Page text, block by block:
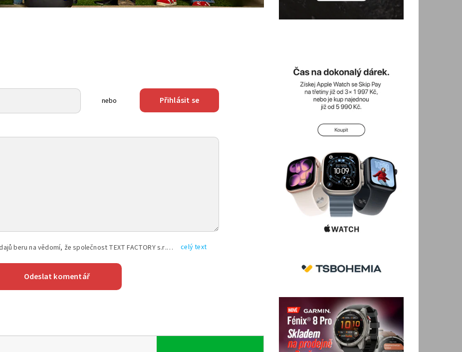
nebo Přihlásit se
Vyplněním shora uvedených údajů beru na vědomí, že společnost TEXT FACTORY s.r.o., sídlem Brno, Durďákova 336/29, Černá Pole, PSČ: 613 00, IČ: 06157831, zapsané u Krajského soudu v Brně, oddíl C, vložka 100399, bude zpracovávat mé osobní údaje uvedené v rámci mnou vyplněného registračního formuláře na základě oprávněných zájmů TEXT FACTORY s.r.o. dle čl. 6 odst. 1 písm. f) GDPR a pro splnění právních povinností (čl. 6 odst. 1 písm. c) GDPR), a to pro tyto účely: nezbytnost zajistit oprávnění návštěvníka webových stránek provozovaných společností TEXT FACTORY s.r.o. přispívat aktivně ke zveřejněným článkům nebo v rámci diskusních fór a výkon práv TEXT FACTORY s.r.o. jako administrátora těchto diskusních fór. Více informací o zpracování osobních údajů a právech lze nalézt v celý text